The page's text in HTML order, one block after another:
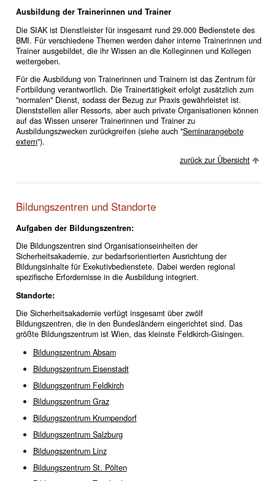
Ausbildung der Trainerinnen und Trainer
Die SIAK ist Dienstleister für insgesamt rund 29.000 Bedienstete des
BMI. Für verschiedene Themen werden daher interne Trainerinnen und
Trainer ausgebildet, die ihr Wissen an die Kolleginnen und Kollegen
weitergeben.
Für die Ausbildung von Trainerinnen und Trainern ist das Zentrum für
Fortbildung verantwortlich. Die Trainertätigkeit erfolgt zusätzlich zum
"normalen" Dienst, sodass der Bezug zur Praxis gewährleistet ist.
Dienststellen aller Ressorts, aber auch private Organisationen können
auf das Wissen unserer Trainerinnen und Trainer zu
Ausbildungszwecken zurückgreifen (siehe auch "Seminarangebote
extern").
zurück zur Übersicht
Bildungszentren und Standorte
Aufgaben der Bildungszentren:
Die Bildungszentren sind Organisationseinheiten der
Sicherheitsakademie, zur bedarfsorientierten Ausrichtung der
Bildungsinhalte für Exekutivbedienstete. Dabei werden regional
spezifische Erfordernisse in die Ausbildung integriert.
Standorte:
Die Sicherheitsakademie verfügt insgesamt über zwölf
Bildungszentren, die in den Bundesländern eingerichtet sind. Das
größte Bildungszentrum ist Wien, das kleinste Feldkirch-Gisingen.
Bildungszentrum Absam
Bildungszentrum Eisenstadt
Bildungszentrum Feldkirch
Bildungszentrum Graz
Bildungszentrum Krumpendorf
Bildungszentrum Salzburg
Bildungszentrum Linz
Bildungszentrum St. Pölten